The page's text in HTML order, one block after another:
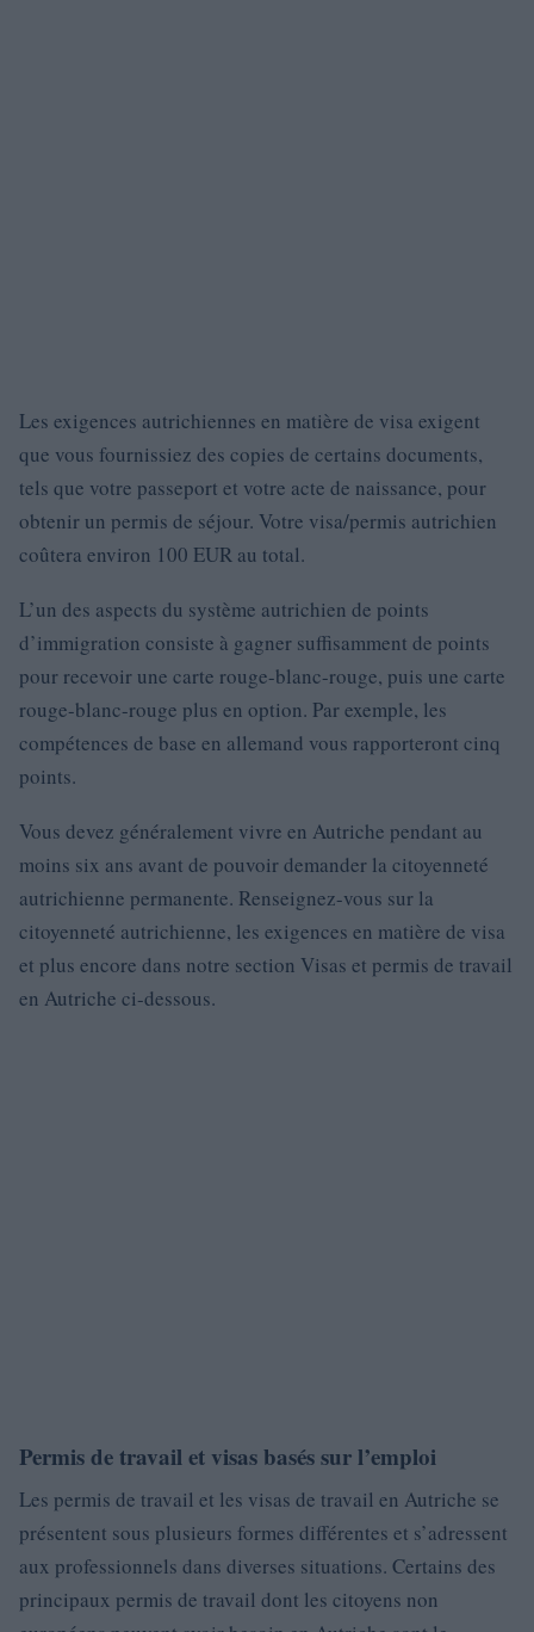
Les exigences autrichiennes en matière de visa exigent
que vous fournissiez des copies de certains documents,
tels que votre passeport et votre acte de naissance, pour
obtenir un permis de séjour. Votre visa/permis autrichien
coûtera environ 100 EUR au total.
L’un des aspects du système autrichien de points
d’immigration consiste à gagner suffisamment de points
pour recevoir une carte rouge-blanc-rouge, puis une carte
rouge-blanc-rouge plus en option. Par exemple, les
compétences de base en allemand vous rapporteront cinq
points.
Vous devez généralement vivre en Autriche pendant au
moins six ans avant de pouvoir demander la citoyenneté
autrichienne permanente. Renseignez-vous sur la
citoyenneté autrichienne, les exigences en matière de visa
et plus encore dans notre section Visas et permis de travail
en Autriche ci-dessous.
Permis de travail et visas basés sur l’emploi
Les permis de travail et les visas de travail en Autriche se
présentent sous plusieurs formes différentes et s’adressent
aux professionnels dans diverses situations. Certains des
principaux permis de travail dont les citoyens non